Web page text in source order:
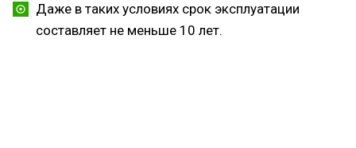
Даже в таких условиях срок эксплуатации
составляет не меньше 10 лет.